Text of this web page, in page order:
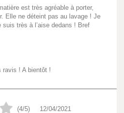
est très agréable à porter,
Elle ne déteint pas au lavage ! Je
très à l’aise dedans ! Bref
ravis ! A bientôt !
(4/5) 12/04/2021